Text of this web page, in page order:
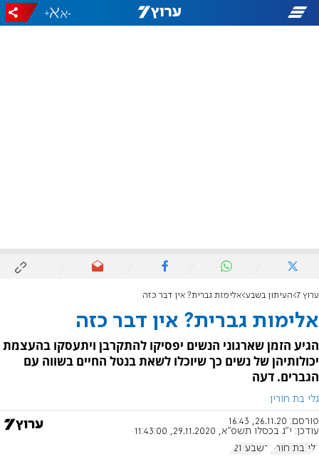
-
+
ערוץ 7 העיתון בשבע אלימות גברית? אין דבר כזה
אלימות גברית? אין דבר כזה
הגיע הזמן שארגוני הנשים יפסיקו להתקרבן ויתעסקו בהעצמת
יכולותיהן של נשים כך שיוכלו לשאת בנטל החיים בשווה עם
הגברים. דעה
גלי בת חורין
פורסם: 26.11.20, 16:43
עודכן: י"ג בכסלו תשפ"א, 29.11.2020, 11:43:00
גלי בת חורין
בשבע 921